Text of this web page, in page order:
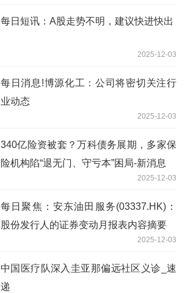
每日短讯：A股走势不明，建议快进快出
2025-12-03
每日消息!博源化工：公司将密切关注行
业动态
2025-12-03
340亿险资被套？万科债务展期，多家保
险机构陷“退无门、守亏本”困局-新消息
2025-12-03
每日聚焦：安东油田服务(03337.HK)：
股份发行人的证券变动月报表内容摘要
2025-12-03
中国医疗队深入圭亚那偏远社区义诊_速
递